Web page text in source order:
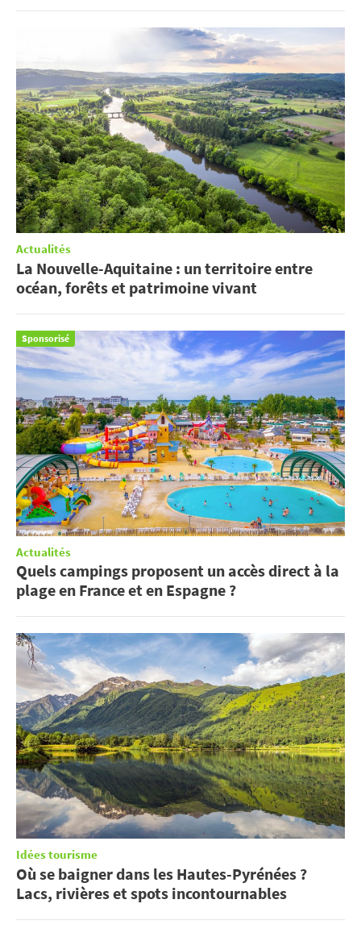
Actualités
La Nouvelle-Aquitaine : un territoire entre
océan, forêts et patrimoine vivant
Sponsorisé
Actualités
Quels campings proposent un accès direct à la
plage en France et en Espagne ?
Idées tourisme
Où se baigner dans les Hautes-Pyrénées ?
Lacs, rivières et spots incontournables